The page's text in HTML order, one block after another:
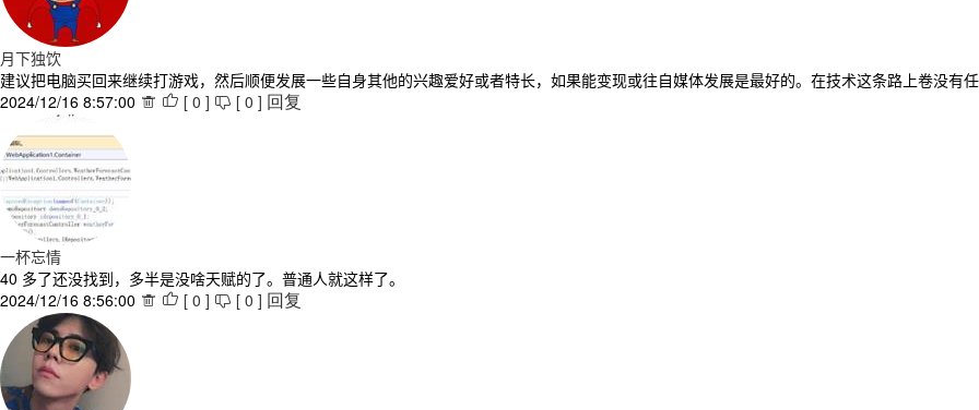
月下独饮
建议把电脑买回来继续打游戏，然后顺便发展一些自身其他的兴趣爱好或者特长，如果能变现或往自媒体发展是最好的。在技术这条路上卷没有
2024/12/16 8:57:00   [ 0 ]  [ 0 ] 回复
一杯忘情
40 多了还没找到，多半是没啥天赋的了。普通人就这样了。
2024/12/16 8:56:00   [ 0 ]  [ 0 ] 回复